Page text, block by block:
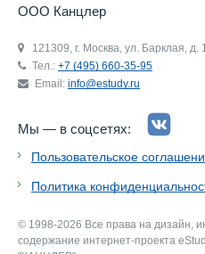
ООО Канцлер
121309, г. Москва, ул. Барклая, д.
Тел.: +7 (495) 660-35-95
Email: info@estudy.ru
Мы — в соцсетях:
Пользовательское
Политика
© 1998-2026 Все права на дизайн,
содержание интернет-проекта